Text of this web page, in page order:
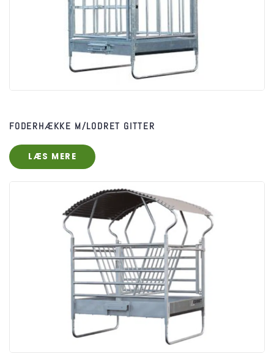
FODERHÆKKE M/LODRET GITTER
LÆS MERE